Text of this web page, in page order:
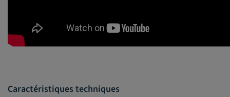
Caractéristiques techniques